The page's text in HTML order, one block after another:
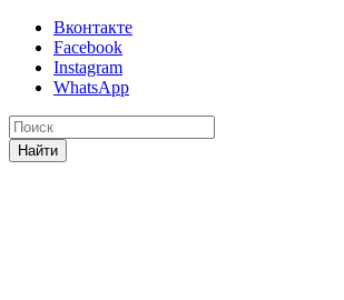
Вконтакте
Facebook
Instagram
WhatsApp
Найти